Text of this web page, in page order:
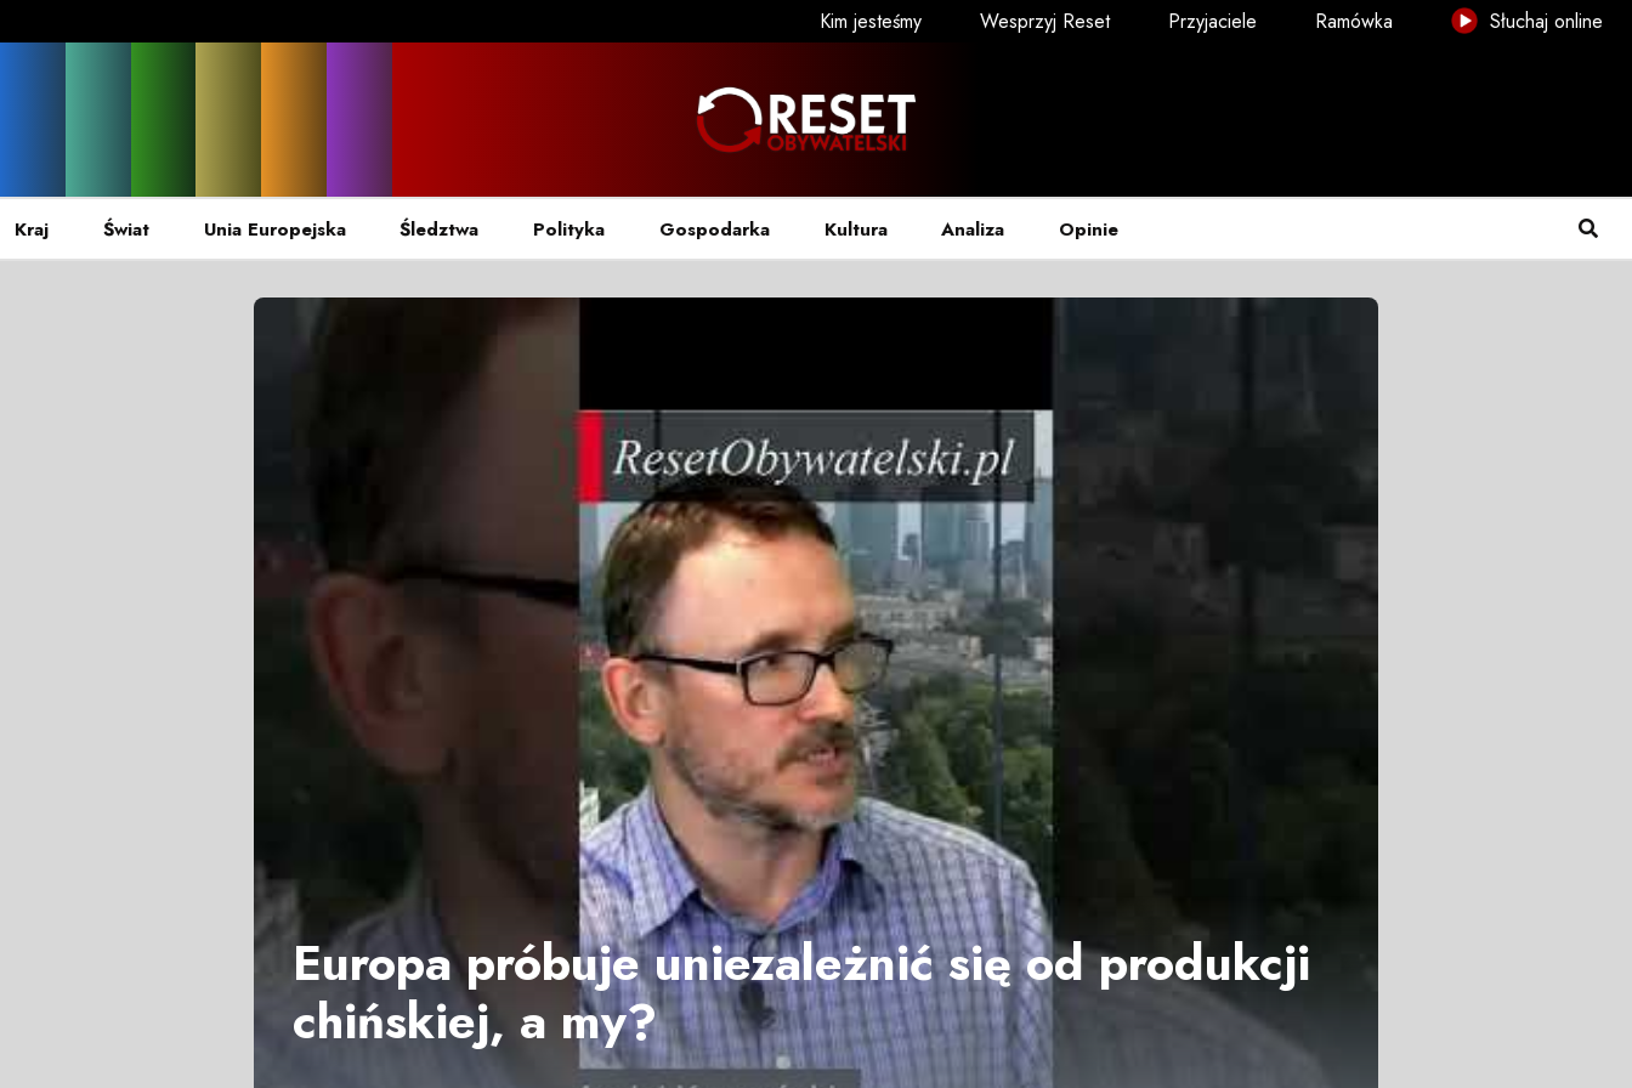
Kim jesteśmy Wesprzyj Reset Przyjaciele Ramówka Słuchaj online
Kraj Świat Unia Europejska Śledztwa Polityka Gospodarka Kultura Analiza Opinie
Europa próbuje uniezależnić się od produkcji
chińskiej, a my?